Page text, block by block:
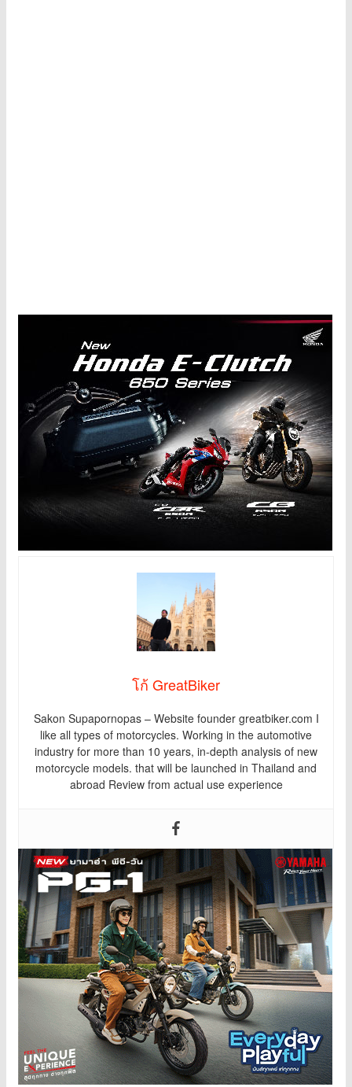
โก้ GreatBiker
Sakon Supapornopas – Website founder greatbiker.com I
like all types of motorcycles. Working in the automotive
industry for more than 10 years, in-depth analysis of new
motorcycle models. that will be launched in Thailand and
abroad Review from actual use experience